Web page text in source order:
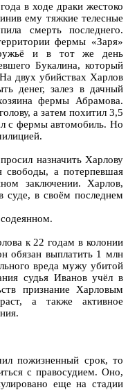
в ходе драки жестоко
ему тяжкие телесные
смерть последнего.
фермы «Заря»
ружьё и в тот же день
Букалина, который
двух убийствах Харлов
денег, залез в дачный
фермы Абрамова.
а затем похитил 3,5
с фермы автомобиль. Но
назначить Харлову
свободы, а потерпевшая
заключении. Харлов,
суде, в своём последнем
к 22 годам в колонии
обязан выплатить 1 млн
вреда мужу убитой
судья Иванов учёл в
признание Харловым
а также активное
пожизненный срок, то
с правосудием. Оно,
еще на стадии